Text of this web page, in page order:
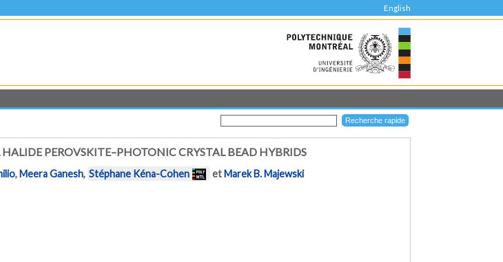
English
PEROVSKITE–PHOTONIC CRYSTAL BEAD HYBRIDS
,Meera Ganesh, Stéphane Kéna-Cohen etMarek B. Majewski